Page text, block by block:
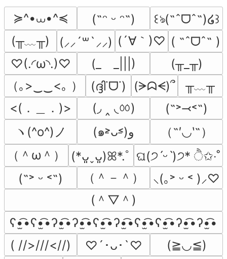
≽^•⩊•^≼ (˶ᵔ ᵕ ᵔ˶)
꒰ঌ(˶ˆᗜˆ˵)໒꒱
(╥﹏╥)
(⸝⸝´꒳`⸝⸝) (´∀｀)♡ ( ˶ˆᗜˆ˵ )
♡(.◜ω◝.)♡
(_　_|||)
(╥_╥)
（｡>‿‿<｡ ）
(ദ്ദി˙ᗜ˙) (ᗒᗣᗕ)՞
╥﹏╥
<(．＿．)>
(◞ ‸ ◟ㆀ)
(˶˃⤙˂˶)
ヽ(^o^)ノ
(๑˃̵ᴗ˂̵)و
（˶′◡‵˶）
（＾ω＾）
(*ᴗ͈ˬᴗ͈)ꕤ*.ﾟ ଘ(੭ˊᵕˋ)੭* ੈ✩‧˚
(˶˃ ᵕ ˂˶)
（＾－＾）
⸜(｡˃ ᵕ ˂ )⸝♡
(＾▽＾)
ʕ•̫͡•ʕ•̫͡•ʔ•̫͡•ʔ•̫͡•ʕ•̫͡•ʔ•̫͡•ʕ•̫͡•ʕ•̫͡•ʔ•̫͡•ʔ•̫͡•
( //>///<//)
♡´･ᴗ･`♡
(≧◡≦)